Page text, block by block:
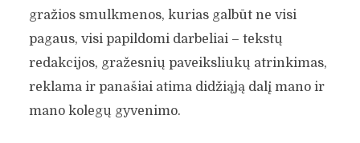
gražios smulkmenos, kurias galbūt ne visi
pagaus, visi papildomi darbeliai – tekstų
redakcijos, gražesnių paveiksliukų atrinkimas,
reklama ir panašiai atima didžiąją dalį mano ir
mano kolegų gyvenimo.